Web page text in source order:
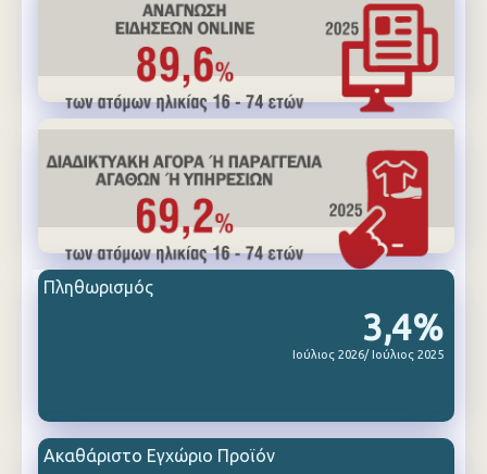
3,4%
Ιούλιος 2026/ Ιούλιος 2025
Πληθωρισμός
Ακαθάριστο Εγχώριο Προϊόν